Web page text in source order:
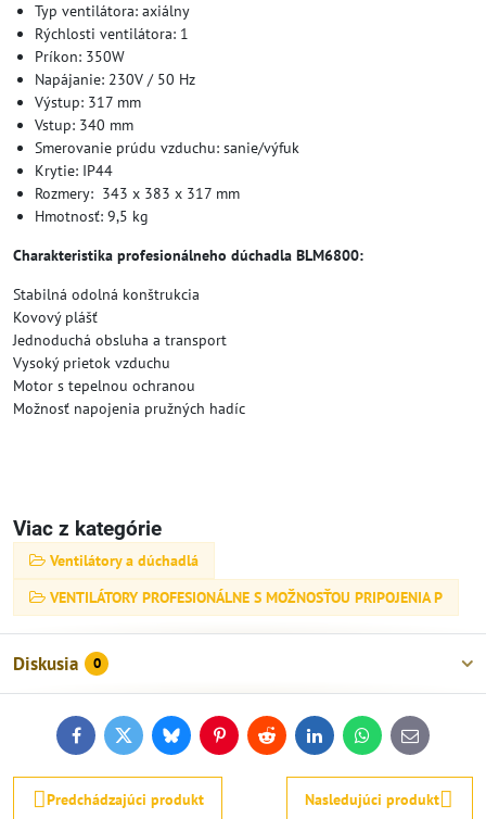
Typ ventilátora: axiálny
Rýchlosti ventilátora: 1
Príkon: 350W
Napájanie: 230V / 50 Hz
Výstup: 317 mm
Vstup: 340 mm
Smerovanie prúdu vzduchu: sanie/výfuk
Krytie: IP44
Rozmery: 343 x 383 x 317 mm
Hmotnosť: 9,5 kg
Charakteristika profesionálneho dúchadla BLM6800:
Stabilná odolná konštrukcia
Kovový plášť
Jednoduchá obsluha a transport
Vysoký prietok vzduchu
Motor s tepelnou ochranou
Možnosť napojenia pružných hadíc
Viac z kategórie
Ventilátory a dúchadlá
VENTILÁTORY PROFESIONÁLNE S MOŽNOSŤOU PRIPOJENIA P
Diskusia 0
FacebookTwitterBlueskyPinterestReddit LinkedInWhatsApp
E-
mail
Predchádzajúci produkt Nasledujúci produkt